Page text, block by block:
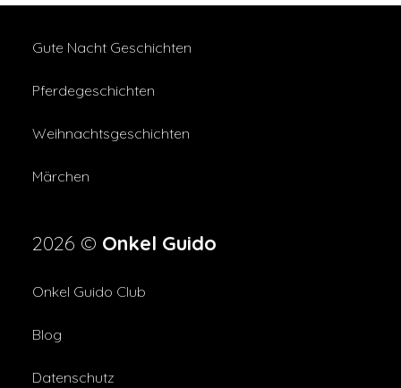
Gute Nacht Geschichten
Pferdegeschichten
Weihnachtsgeschichten
Märchen
2026 © Onkel Guido
Onkel Guido Club
Blog
Datenschutz